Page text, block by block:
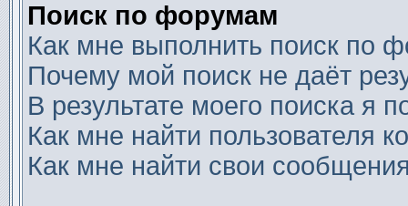
Поиск по форумам
Как мне выполнить поиск по
Почему мой поиск не даёт
В результате моего поиска я
Как мне найти пользователя
Как мне найти свои